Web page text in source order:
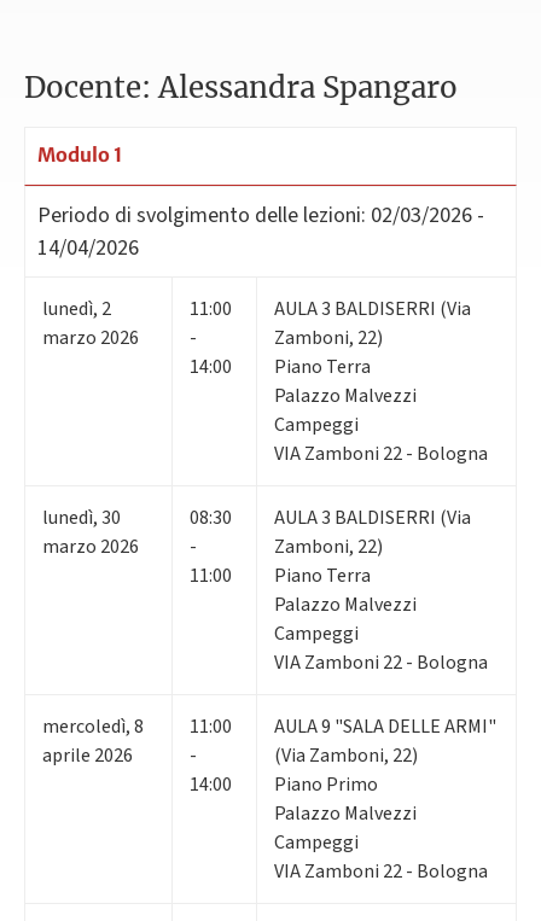
Docente: Alessandra Spangaro
Modulo 1
Periodo di svolgimento delle lezioni: 02/03/2026 -
14/04/2026
lunedì, 2
marzo 2026
11:00
-
14:00
AULA 3 BALDISERRI (Via
Zamboni, 22)
Piano Terra
Palazzo Malvezzi
Campeggi
VIA Zamboni 22 - Bologna
lunedì,30
marzo 2026
08:30
-
11:00
AULA 3 BALDISERRI (Via
Zamboni, 22)
Piano Terra
Palazzo Malvezzi
Campeggi
VIA Zamboni 22 - Bologna
mercoledì,8
aprile 2026
11:00
-
14:00
AULA 9 "SALA DELLE ARMI"
(Via Zamboni, 22)
Piano Primo
Palazzo Malvezzi
Campeggi
VIA Zamboni 22 - Bologna